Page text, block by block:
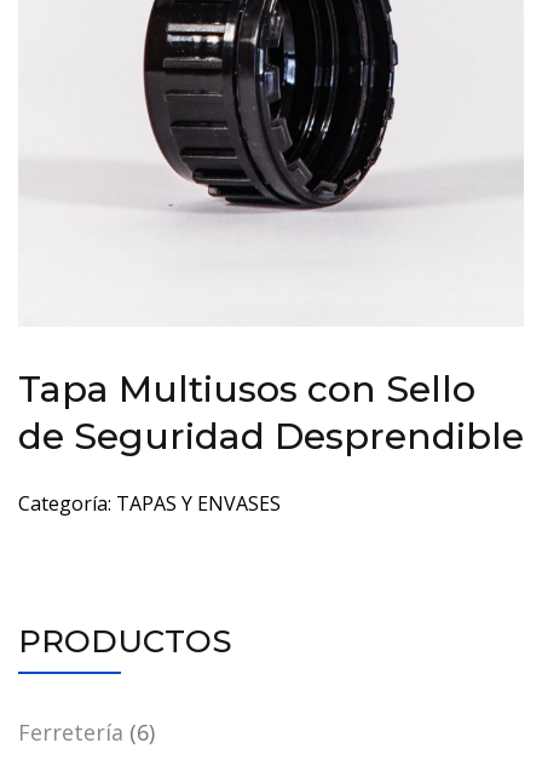
Tapa Multiusos con Sello
de Seguridad Desprendible
Categoría: TAPAS Y ENVASES
PRODUCTOS
Ferretería (6)